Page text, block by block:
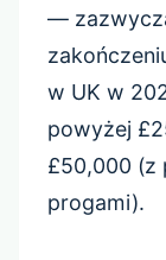
—
w UK w
powyżej
£50,000 (z
progami).